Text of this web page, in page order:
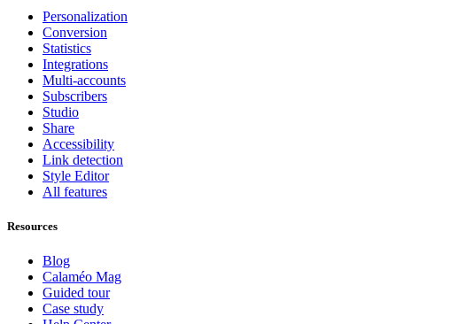
Personalization
Conversion
Statistics
Integrations
Multi-accounts
Subscribers
Studio
Share
Accessibility
Link detection
Style Editor
All features
Resources
Blog
Calaméo Mag
Guided tour
Case study